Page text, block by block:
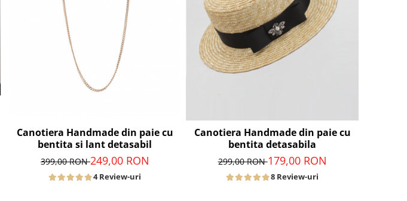
Canotiera Handmade din paie cu
bentita si lant detasabil
399,00 RON249,00 RON
4 Review-uri
Canotiera Handmade din paie cu
bentita detasabila
299,00 RON179,00 RON
8 Review-uri